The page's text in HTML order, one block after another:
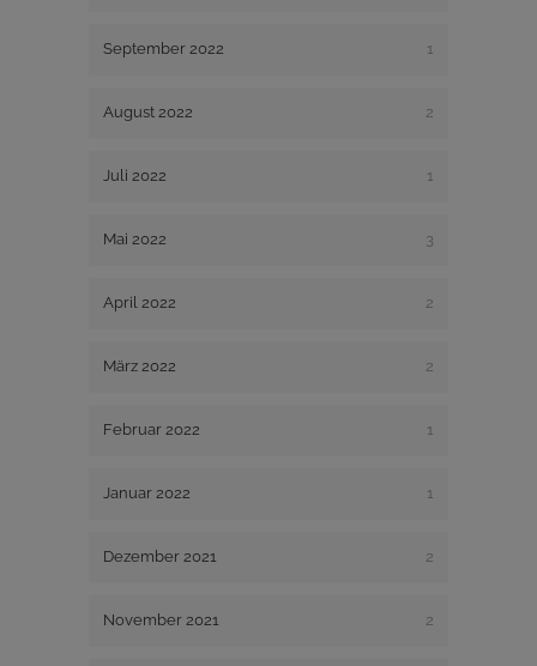
September 2022 1
August 2022 2
Juli 2022 1
Mai 2022 3
April 2022 2
März 2022 2
Februar 2022 1
Januar 2022 1
Dezember 2021 2
November 2021 2